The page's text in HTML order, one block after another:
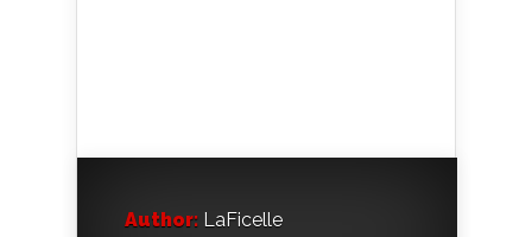
Author: LaFicelle